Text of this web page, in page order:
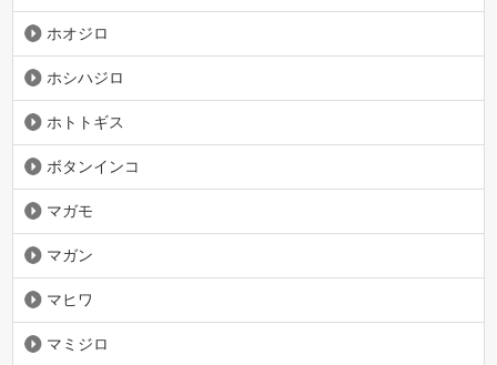
ホオジロ
ホシハジロ
ホトトギス
ボタンインコ
マガモ
マガン
マヒワ
マミジロ